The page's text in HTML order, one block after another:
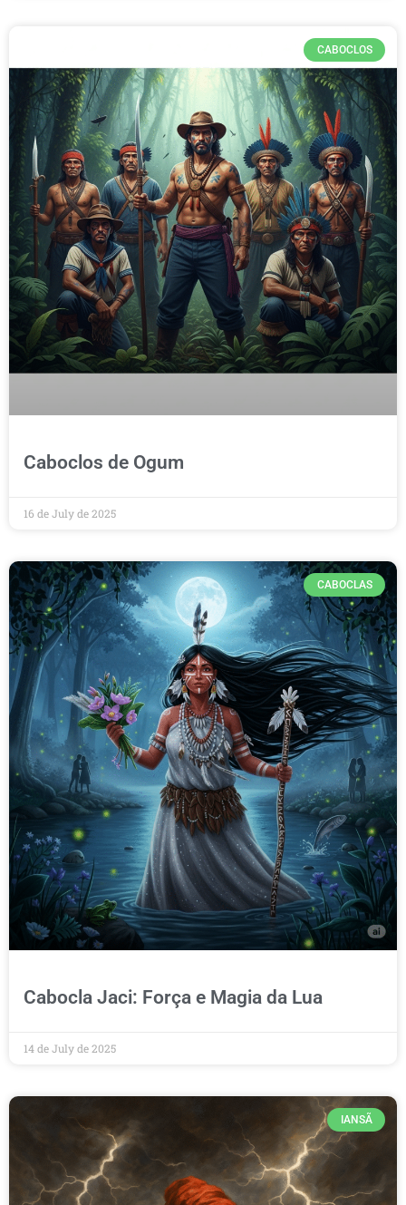
CABOCLOS
Caboclos de Ogum
16 de July de 2025
CABOCLAS
Cabocla Jaci: Força e Magia da Lua
14 de July de 2025
IANSÃ